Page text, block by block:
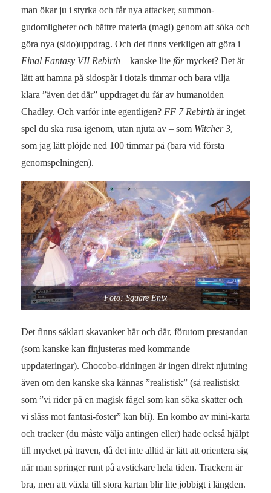
man ökar ju i styrka och får nya attacker, summon-
gudomligheter och bättre materia (magi) genom att söka och
göra nya (sido)uppdrag. Och det finns verkligen att göra i
Final Fantasy VII Rebirth – kanske lite förmycket? Det är
lätt att hamna på sidospår i tiotals timmar och bara vilja
klara ”även det där” uppdraget du får av humanoiden
Chadley. Och varför inte egentligen? FF 7 Rebirth är inget
spel du ska rusa igenom, utan njuta av – som Witcher 3,
som jag lätt plöjde ned 100 timmar på (bara vid första
genomspelningen).
Foto: Square Enix
Det finns såklart skavanker här och där, förutom prestandan
(som kanske kan finjusteras med kommande
uppdateringar). Chocobo-ridningen är ingen direkt njutning
även om den kanske ska kännas ”realistisk” (så realistiskt
som ”vi rider på en magisk fågel som kan söka skatter och
vi slåss mot fantasi-foster” kan bli). En kombo av mini-karta
och tracker (du måste välja antingen eller) hade också hjälpt
till mycket på traven, då det inte alltid är lätt att orientera sig
när man springer runt på avstickare hela tiden. Trackern är
bra, men att växla till stora kartan blir lite jobbigt i längden.